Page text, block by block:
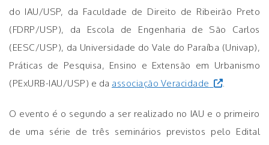
do IAU/USP, da Faculdade de Direito de Ribeirão Preto
(FDRP/USP), da Escola de Engenharia de São Carlos
(EESC/USP), da Universidade do Vale do Paraíba (Univap),
Práticas de Pesquisa, Ensino e Extensão em Urbanismo
(PExURB-IAU/USP) e da associação Veracidade .
O evento é o segundo a ser realizado no IAU e o primeiro
de uma série de três seminários previstos pelo Edital